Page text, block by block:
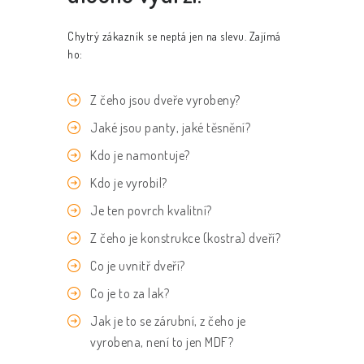
Chytrý zákazník se neptá jen na slevu. Zajímá
ho:
Z čeho jsou dveře vyrobeny?
Jaké jsou panty, jaké těsnění?
Kdo je namontuje?
Kdo je vyrobil?
Je ten povrch kvalitní?
Z čeho je konstrukce (kostra) dveří?
Co je uvnitř dveří?
Co je to za lak?
Jak je to se zárubní, z čeho je
vyrobena, není to jen MDF?